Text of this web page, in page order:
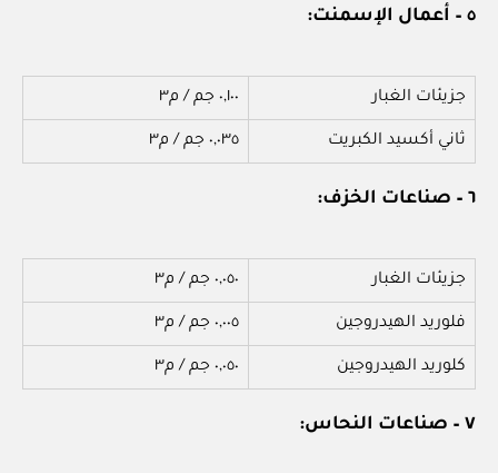
٥ – أعمال الإسمنت:
جزيئات الغبار ٠,١٠٠ جم / م٣
ثاني أكسيد الكبريت ٠,٠٣٥ جم / م٣
٦ – صناعات الخزف:
جزيئات الغبار ٠,٠٥٠ جم / م٣
فلوريد الهيدروجين ٠,٠٠٥ جم / م٣
كلوريد الهيدروجين ٠,٠٥٠ جم / م٣
٧ – صناعات النحاس: